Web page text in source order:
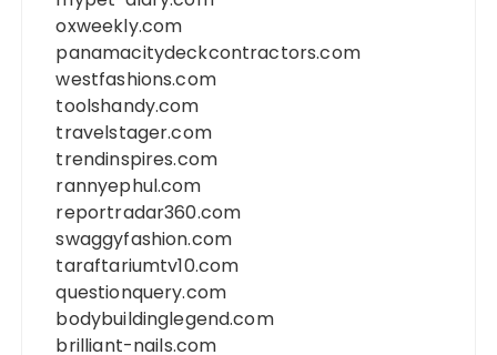
oxweekly.com
panamacitydeckcontractors.com
westfashions.com
toolshandy.com
travelstager.com
trendinspires.com
rannyephul.com
reportradar360.com
swaggyfashion.com
taraftariumtv10.com
questionquery.com
bodybuildinglegend.com
brilliant-nails.com